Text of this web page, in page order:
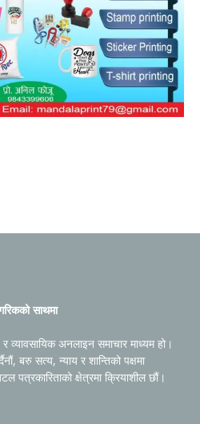
साथमा
व्यावसायिक अनलाइन समाचार माध्यम हो।
बरु सत्य, न्याय र शान्तिको पक्षमा
पत्रकारिताको क्षेत्रमा क्रियाशील छौं।